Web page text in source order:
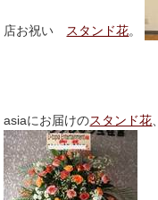
店お祝い スタンド花。
asiaにお届けのスタンド花